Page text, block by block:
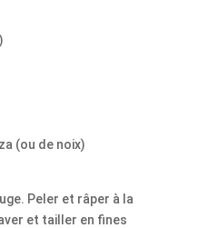
(ou de noix)
Peler et râper à la
et tailler en fines